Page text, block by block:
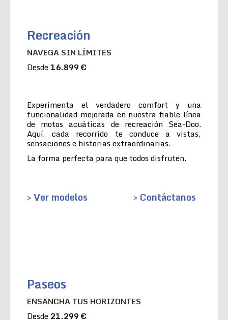
Recreación
NAVEGA SIN LÍMITES
Desde 16.899 €
Experimenta el verdadero comfort y una
funcionalidad mejorada en nuestra fiable línea
de motos acuáticas de recreación Sea-Doo.
Aquí, cada recorrido te conduce a vistas,
sensaciones e historias extraordinarias.
La forma perfecta para que todos disfruten.
> Ver modelos > Contáctanos
Paseos
ENSANCHA TUS HORIZONTES
Desde 21.299 €